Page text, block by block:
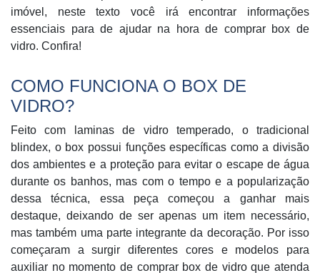
imóvel, neste texto você irá encontrar informações
essenciais para de ajudar na hora de comprar box de
vidro. Confira!
COMO FUNCIONA O BOX DE
VIDRO?
Feito com laminas de vidro temperado, o tradicional
blindex, o box possui funções específicas como a divisão
dos ambientes e a proteção para evitar o escape de água
durante os banhos, mas com o tempo e a popularização
dessa técnica, essa peça começou a ganhar mais
destaque, deixando de ser apenas um item necessário,
mas também uma parte integrante da decoração. Por isso
começaram a surgir diferentes cores e modelos para
auxiliar no momento de comprar box de vidro que atenda